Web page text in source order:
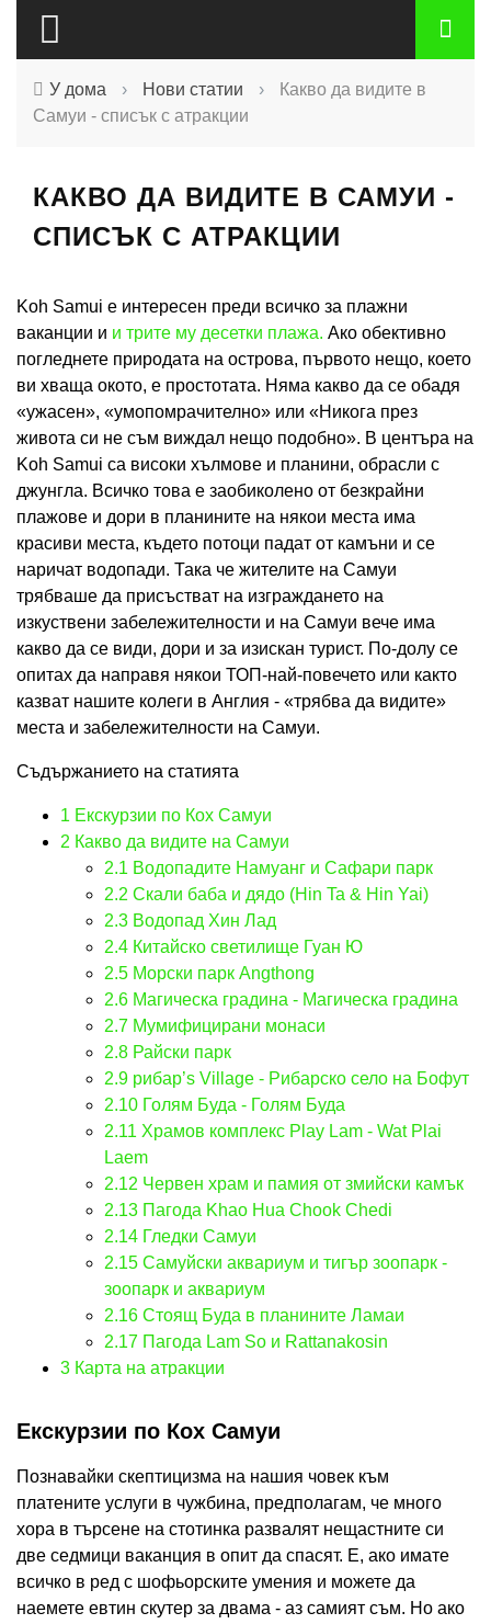
У дома › Нови статии ›
Какво да видите в
Самуи - списък с атракции
КАКВО ДА ВИДИТЕ В САМУИ -
СПИСЪК С АТРАКЦИИ
Koh Samui е интересен преди всичко за плажни
ваканции и и трите му десетки плажа. Ако обективно
погледнете природата на острова, първото нещо, което
ви хваща окото, е простотата. Няма какво да се обадя
«ужасен», «умопомрачително» или «Никога през
живота си не съм виждал нещо подобно». В центъра на
Koh Samui са високи хълмове и планини, обрасли с
джунгла. Всичко това е заобиколено от безкрайни
плажове и дори в планините на някои места има
красиви места, където потоци падат от камъни и се
наричат ​​водопади. Така че жителите на Самуи
трябваше да присъстват на изграждането на
изкуствени забележителности и на Самуи вече има
какво да се види, дори и за изискан турист. По-долу се
опитах да направя някои ТОП-най-повечето или както
казват нашите колеги в Англия - «трябва да видите»
места и забележителности на Самуи.
Съдържанието на статията
1 Екскурзии по Кох Самуи
2 Какво да видите на Самуи
2.1 Водопадите Намуанг и Сафари парк
2.2 Скали баба и дядо (Hin Ta & Hin Yai)
2.3 Водопад Хин Лад
2.4 Китайско светилище Гуан Ю
2.5 Морски парк Angthong
2.6 Магическа градина - Магическа градина
2.7 Мумифицирани монаси
2.8 Райски парк
2.9 рибар’s Village - Рибарско село на Бофут
2.10 Голям Буда - Голям Буда
2.11 Храмов комплекс Play Lam - Wat Plai
Laem
2.12 Червен храм и памия от змийски камък
2.13 Пагода Khao Hua Chook Chedi
2.14 Гледки Самуи
2.15 Самуйски аквариум и тигър зоопарк -
зоопарк и аквариум
2.16 Стоящ Буда в планините Ламаи
2.17 Пагода Lam So и Rattanakosin
3 Карта на атракции
Екскурзии по Кох Самуи
Познавайки скептицизма на нашия човек към
платените услуги в чужбина, предполагам, че много
хора в търсене на стотинка развалят нещастните си
две седмици ваканция в опит да спасят. Е, ако имате
всичко в ред с шофьорските умения и можете да
наемете евтин скутер за двама - аз самият съм. Но ако